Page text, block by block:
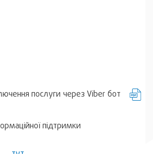
послуги через Viber бот
підтримки